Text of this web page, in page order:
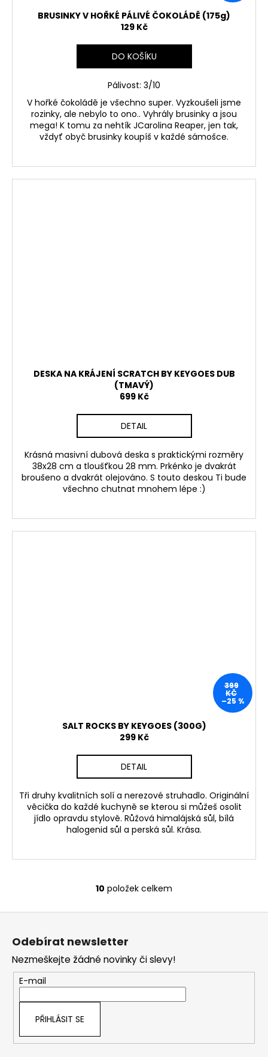
BRUSINKY V HOŘKÉ PÁLIVÉ ČOKOLÁDĚ (175g)
129 Kč
DO KOŠÍKU
Pálivost: 3/10
V hořké čokoládě je všechno super. Vyzkoušeli jsme
rozinky, ale nebylo to ono.. Vyhrály brusinky a jsou
mega! K tomu za nehtík JCarolina Reaper, jen tak,
vždyť obyč brusinky koupíš v každé sámošce.
DESKA NA KRÁJENÍ SCRATCH BY KEYGOES DUB
(TMAVÝ)
699 Kč
DETAIL
Krásná masivní dubová deska s praktickými rozměry
38x28 cm a tloušťkou 28 mm. Prkénko je dvakrát
broušeno a dvakrát olejováno. S touto deskou Ti bude
všechno chutnat mnohem lépe :)
399
KČ
–25 %
SALT ROCKS BY KEYGOES (300G)
299 Kč
DETAIL
Tři druhy kvalitních solí a nerezové struhadlo. Originální
věcička do každé kuchyně se kterou si můžeš osolit
jídlo opravdu stylově. Růžová himalájská sůl, bílá
halogenid sůl a perská sůl. Krása.
O
v
a
c
í
p
k
10 položek celkem
Odebírat newsletter
Nezmeškejte žádné novinky či slevy!
E-mail
PŘIHLÁSIT SE